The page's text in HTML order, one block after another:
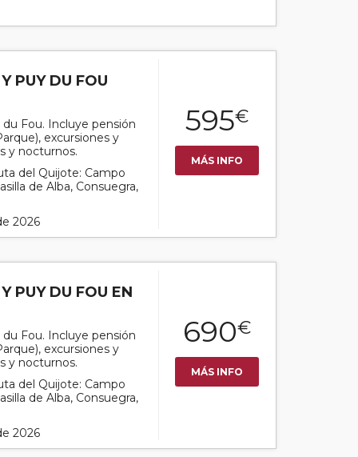
PUY DU FOU
Fou. Incluye pensión
excursiones y
y nocturnos.
del Quijote: Campo
de Alba, Consuegra,
2026
595€
MÁS INFO
PUY DU FOU EN
Fou. Incluye pensión
excursiones y
y nocturnos.
del Quijote: Campo
de Alba, Consuegra,
2026
690€
MÁS INFO